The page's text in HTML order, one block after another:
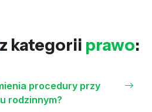
z kategorii prawo:
procedury przy
rodzinnym?